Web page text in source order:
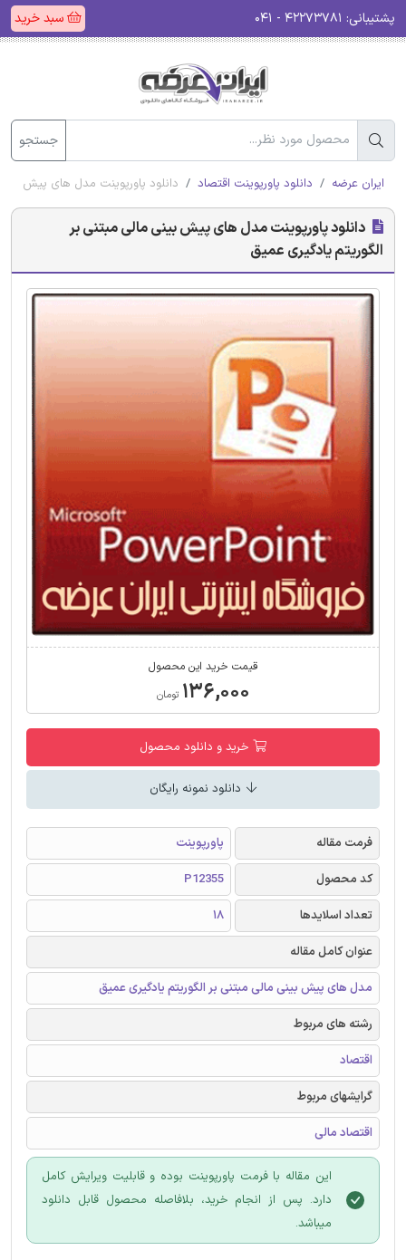
پشتیبانی: سبد خرید
جستجو
ایران عرضه دانلود پاورپوینت اقتصاد دانلود پاورپوینت مدل های پیش
دانلود پاورپوینت مدل های پیش بینی مالی مبتنی بر
الگوریتم یادگیری عمیق
قیمت خرید این محصول
۱۳۶,۰۰۰ تومان
خرید و دانلود محصول
دانلود نمونه رایگان
فرمت مقاله
پاورپوینت
کد محصول
P12355
تعداد اسلایدها
18
عنوان کامل مقاله
مدل های پیش بینی مالی مبتنی بر الگوریتم یادگیری عمیق
رشته های مربوط
اقتصاد
گرایشهای مربوط
اقتصاد مالی
این مقاله با فرمت پاورپوینت بوده و قابلیت ویرایش کامل
دارد. پس از انجام خرید، بلافاصله محصول قابل دانلود
میباشد.